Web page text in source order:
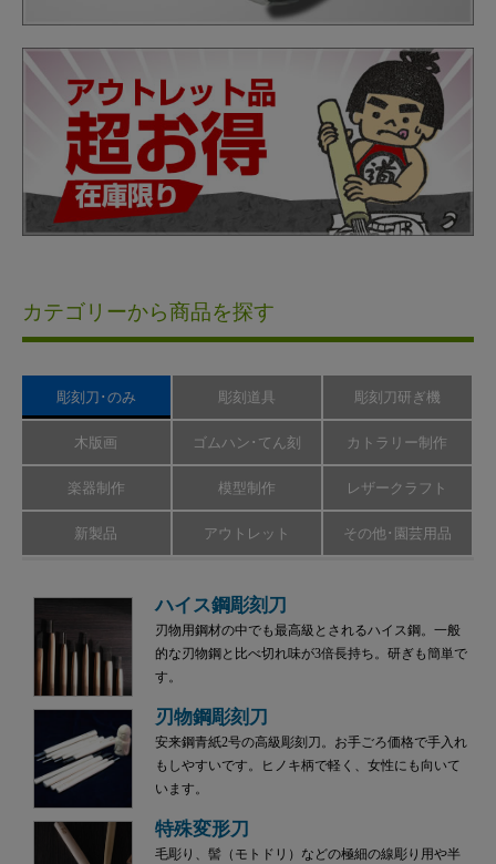
カテゴリーから商品を探す
彫刻刀･のみ 彫刻道具 彫刻刀研ぎ機
木版画 ゴムハン･てん刻 カトラリー制作
楽器制作 模型制作 レザークラフト
新製品 アウトレット その他･園芸用品
ハイス鋼彫刻刀
刃物用鋼材の中でも最高級とされるハイス鋼。一般
的な刃物鋼と比べ切れ味が3倍長持ち。研ぎも簡単で
す。
刃物鋼彫刻刀
安来鋼青紙2号の高級彫刻刀。お手ごろ価格で手入れ
もしやすいです。ヒノキ柄で軽く、女性にも向いて
います。
特殊変形刀
毛彫り、髻（モトドリ）などの極細の線彫り用や半